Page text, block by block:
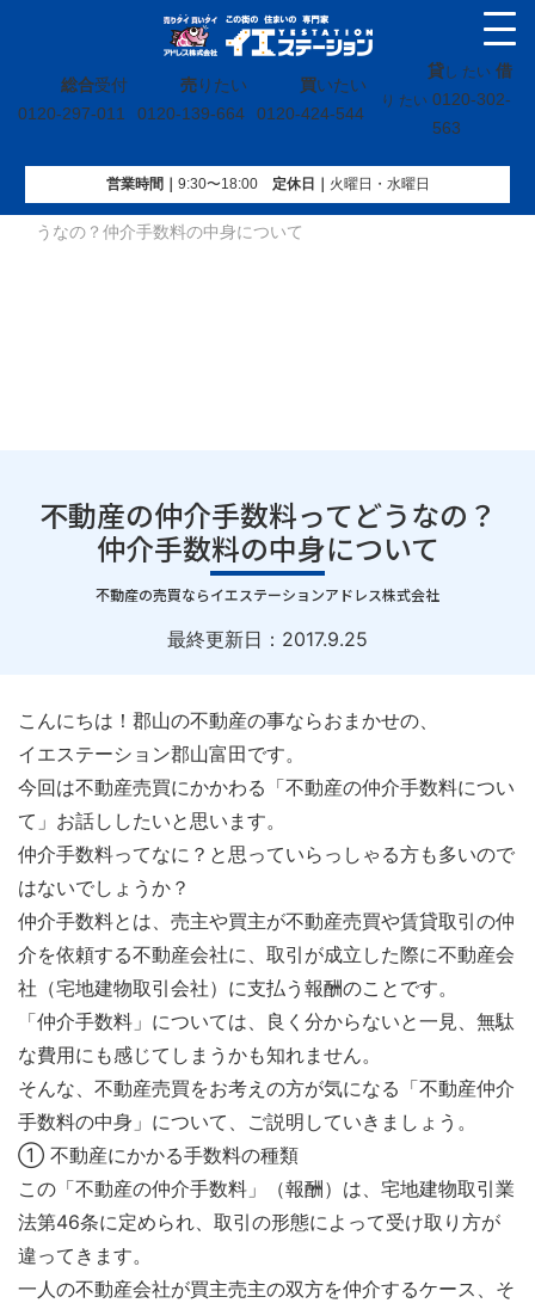
総合受付
0120-297-011
売りたい
0120-139-664
買いたい
0120-424-544
貸し たい 借
り たい 0120-302-
563
営業時間｜ 9:30〜18:00定休⽇｜ 火曜⽇・水曜⽇
イエステーション»投稿トップ»不動産の仲介手数料ってど
うなの？仲介手数料の中身について
不動産の仲介手数料ってどうなの？
仲介手数料の中身について
｜
不動産の売買ならイエステーションアドレス株式会社
最終更新日： 2017.9.25
こんにちは！郡山の不動産の事ならおまかせの、
イエステーション郡山富田です。
今回は不動産売買にかかわる「不動産の仲介手数料につい
て」お話ししたいと思います。
仲介手数料ってなに？と思っていらっしゃる方も多いので
はないでしょうか？
仲介手数料とは、売主や買主が不動産売買や賃貸取引の仲
介を依頼する不動産会社に、取引が成立した際に不動産会
社（宅地建物取引会社）に支払う報酬のことです。
「仲介手数料」については、良く分からないと一見、無駄
な費用にも感じてしまうかも知れません。
そんな、不動産売買をお考えの方が気になる「不動産仲介
手数料の中身」について、ご説明していきましょう。
① 不動産にかかる手数料の種類
この「不動産の仲介手数料」（報酬）は、宅地建物取引業
法第46条に定められ、取引の形態によって受け取り方が
違ってきます。
一人の不動産会社が買主売主の双方を仲介するケース、そ